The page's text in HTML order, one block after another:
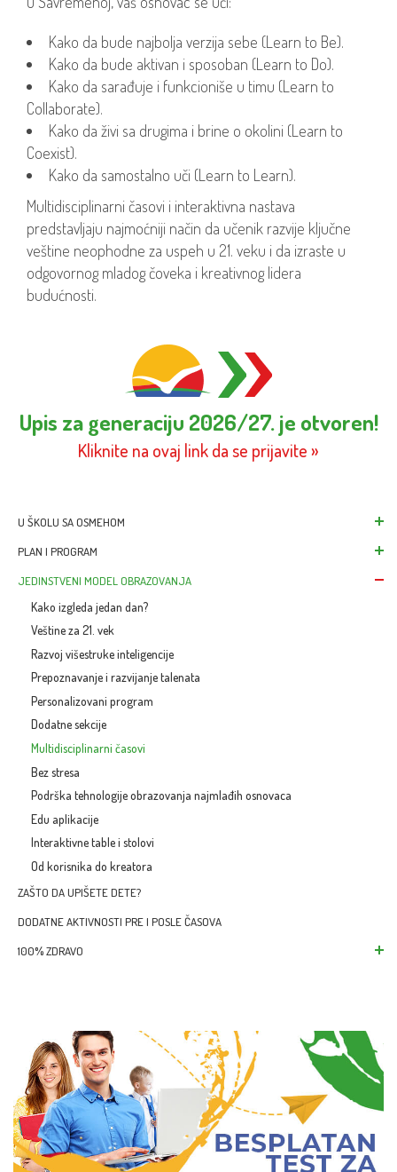
U ŠKOLU SA OSMEHOM
Škola za
PLAN I PROGRAM
Nacionalni
JEDINSTVENI MODEL OBRAZOVANJA
Kako izgleda jedan dan?
Veštine za 21. vek
Razvoj višestruke inteligencije
Prepoznavanje i razvijanje talenata
Personalizovani program
Dodatne sekcije
Multidisciplinarni časovi
Bez stresa
Podrška tehnologije obrazovanja najmlađih osnovaca
Edu aplikacije
Interaktivne table i stolovi
Od korisnika do kreatora
ZAŠTO DA UPIŠETE DETE?
DODATNE AKTIVNOSTI PRE I POSLE ČASOVA
100% ZDRAVO
Sport i fizička
Zdrave misli za
Zdrava budućnost
Kako da bude najbolja verzija sebe (Learn to Be).
Kako da bude aktivan i sposoban (Learn to Do).
Kako da sarađuje i funkcioniše u timu (Learn to
Collaborate).
Kako da živi sa drugima i brine o okolini (Learn to
Coexist).
Kako da samostalno uči (Learn to Learn).
Multidisciplinarni časovi i interaktivna nastava
predstavljaju najmoćniji način da učenik razvije ključne
veštine neophodne za uspeh u 21. veku i da izraste u
odgovornog mladog čoveka i kreativnog lidera
budućnosti.
Upis za generaciju 2026/27. je otvoren!
Kliknite na ovaj link da se prijavite »